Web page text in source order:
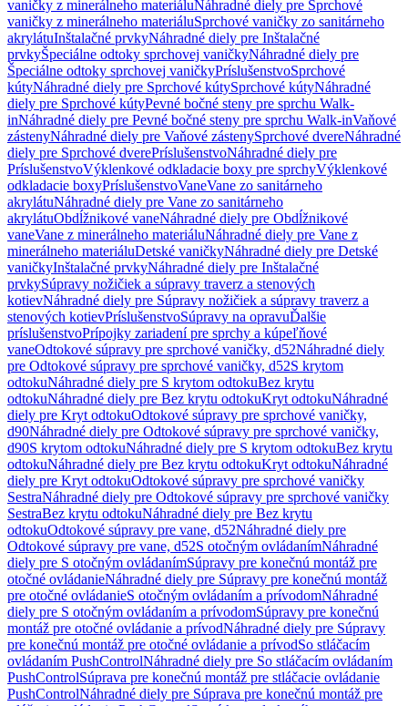
vaničky z minerálneho materiáluNáhradné diely pre Sprchové
vaničky z minerálneho materiáluSprchové vaničky zo sanitárneho
akrylátuInštalačné prvkyNáhradné diely pre Inštalačné
prvkyŠpeciálne odtoky sprchovej vaničkyNáhradné diely pre
Špeciálne odtoky sprchovej vaničkyPríslušenstvoSprchové
kútyNáhradné diely pre Sprchové kútySprchové kútyNáhradné
diely pre Sprchové kútyPevné bočné steny pre sprchu Walk-
inNáhradné diely pre Pevné bočné steny pre sprchu Walk-inVaňové
zástenyNáhradné diely pre Vaňové zástenySprchové dvereNáhradné
diely pre Sprchové dverePríslušenstvoNáhradné diely pre
PríslušenstvoVýklenkové odkladacie boxy pre sprchyVýklenkové
odkladacie boxyPríslušenstvoVaneVane zo sanitárneho
akrylátuNáhradné diely pre Vane zo sanitárneho
akrylátuObdĺžnikové vaneNáhradné diely pre Obdĺžnikové
vaneVane z minerálneho materiáluNáhradné diely pre Vane z
minerálneho materiáluDetské vaničkyNáhradné diely pre Detské
vaničkyInštalačné prvkyNáhradné diely pre Inštalačné
prvkySúpravy nožičiek a súpravy traverz a stenových
kotievNáhradné diely pre Súpravy nožičiek a súpravy traverz a
stenových kotievPríslušenstvoSúpravy na opravuĎalšie
príslušenstvoPrípojky zariadení pre sprchy a kúpeľňové
vaneOdtokové súpravy pre sprchové vaničky, d52Náhradné diely
pre Odtokové súpravy pre sprchové vaničky, d52S krytom
odtokuNáhradné diely pre S krytom odtokuBez krytu
odtokuNáhradné diely pre Bez krytu odtokuKryt odtokuNáhradné
diely pre Kryt odtokuOdtokové súpravy pre sprchové vaničky,
d90Náhradné diely pre Odtokové súpravy pre sprchové vaničky,
d90S krytom odtokuNáhradné diely pre S krytom odtokuBez krytu
odtokuNáhradné diely pre Bez krytu odtokuKryt odtokuNáhradné
diely pre Kryt odtokuOdtokové súpravy pre sprchové vaničky
SestraNáhradné diely pre Odtokové súpravy pre sprchové vaničky
SestraBez krytu odtokuNáhradné diely pre Bez krytu
odtokuOdtokové súpravy pre vane, d52Náhradné diely pre
Odtokové súpravy pre vane, d52S otočným ovládanímNáhradné
diely pre S otočným ovládanímSúpravy pre konečnú montáž pre
otočné ovládanieNáhradné diely pre Súpravy pre konečnú montáž
pre otočné ovládanieS otočným ovládaním a prívodomNáhradné
diely pre S otočným ovládaním a prívodomSúpravy pre konečnú
montáž pre otočné ovládanie a prívodNáhradné diely pre Súpravy
pre konečnú montáž pre otočné ovládanie a prívodSo stláčacím
ovládaním PushControlNáhradné diely pre So stláčacím ovládaním
PushControlSúprava pre konečnú montáž pre stláčacie ovládanie
PushControlNáhradné diely pre Súprava pre konečnú montáž pre